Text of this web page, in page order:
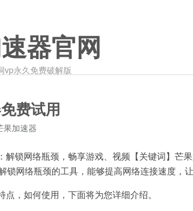
器官网
vp永久免费破解版
费试用
果加速器
锁网络瓶颈，畅享游戏、视频【关键词】芒
锁网络瓶颈的工具，能够提高网络连接速度，
，如何使用，下面将为您详细介绍。